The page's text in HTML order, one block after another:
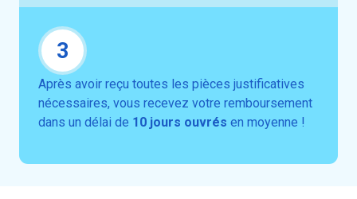
3
Après avoir reçu toutes les pièces justificatives
nécessaires, vous recevez votre remboursement
dans un délai de 10 jours ouvrés en moyenne !